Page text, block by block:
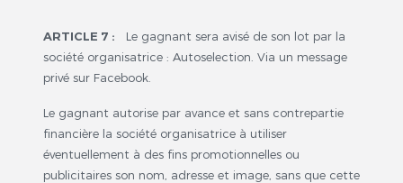
ARTICLE 7 : Le gagnant sera avisé de son lot par la
société organisatrice : Autoselection. Via un message
privé sur Facebook.
Le gagnant autorise par avance et sans contrepartie
financière la société organisatrice à utiliser
éventuellement à des fins promotionnelles ou
publicitaires son nom, adresse et image, sans que cette